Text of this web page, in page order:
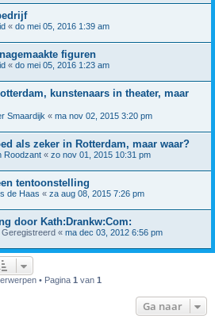
« do mei 05, 2016 1:39 am
figuren
« do mei 05, 2016 1:23 am
kunstenaars in theater, maar
Smaardijk « ma nov 02, 2015 3:20 pm
als zeker in Rotterdam, maar waar?
Roodzant « zo nov 01, 2015 10:31 pm
tentoonstelling
de Haas « za aug 08, 2015 7:26 pm
door Kath:Drankw:Com:
Geregistreerd « ma dec 03, 2012 6:56 pm
• Pagina 1 van 1
Ga naar